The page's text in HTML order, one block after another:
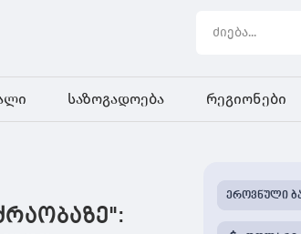
საზოგადოება რეგიონები